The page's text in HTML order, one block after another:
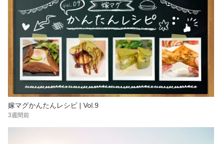
嫁マグかんたんレシピ | Vol.9
3週間前